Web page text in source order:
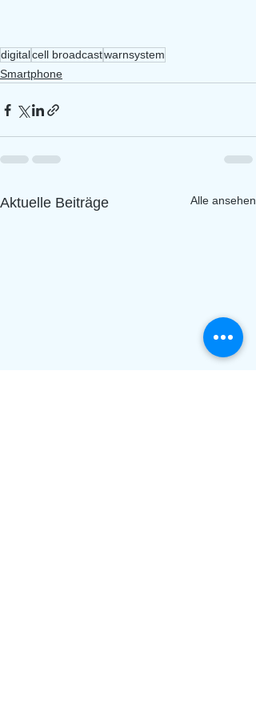
digitalcell broadcastwarnsystem
Smartphone
Aktuelle Beiträge Alle ansehen